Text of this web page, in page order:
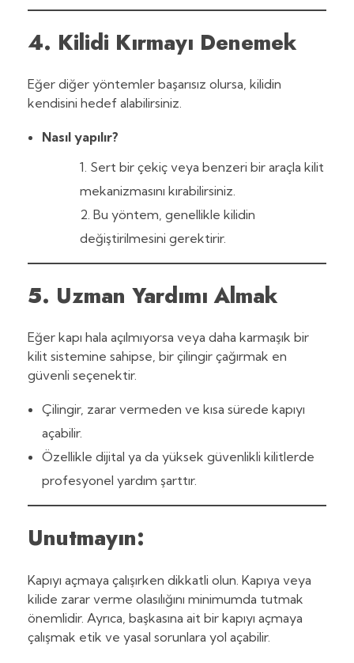
4. Kilidi Kırmayı Denemek
Eğer diğer yöntemler başarısız olursa, kilidin
kendisini hedef alabilirsiniz.
Nasıl yapılır?
Sert bir çekiç veya benzeri bir araçla kilit
mekanizmasını kırabilirsiniz.
Bu yöntem, genellikle kilidin
değiştirilmesini gerektirir.
5. Uzman Yardımı Almak
Eğer kapı hala açılmıyorsa veya daha karmaşık bir
kilit sistemine sahipse, bir çilingir çağırmak en
güvenli seçenektir.
Çilingir, zarar vermeden ve kısa sürede kapıyı
açabilir.
Özellikle dijital ya da yüksek güvenlikli kilitlerde
profesyonel yardım şarttır.
Unutmayın:
Kapıyı açmaya çalışırken dikkatli olun. Kapıya veya
kilide zarar verme olasılığını minimumda tutmak
önemlidir. Ayrıca, başkasına ait bir kapıyı açmaya
çalışmak etik ve yasal sorunlara yol açabilir.